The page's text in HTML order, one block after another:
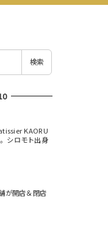
検索
KAORU
シロモト出身
が開店＆閉店